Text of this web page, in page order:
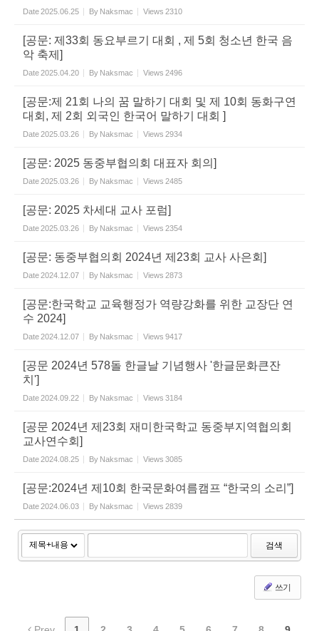
Date2025.06.25 By Naksmac Views 2310
[공문: 제33회 동요부르기 대회 , 제 5회 청소년 한국 음
악 축제]
Date2025.04.20 By Naksmac Views 2496
[공문:제 21회 나의 꿈 말하기 대회 및 제 10회 동화구연
대회, 제 2회 외국인 한국어 말하기 대회 ]
Date2025.03.26 By Naksmac Views 2934
[공문: 2025 동중부협의회 대표자 회의]
Date2025.03.26 By Naksmac Views 2485
[공문: 2025 차세대 교사 포럼]
Date2025.03.26 By Naksmac Views 2354
[공문: 동중부협의회 2024년 제23회 교사 사은회]
Date2024.12.07 By Naksmac Views 2873
[공문:한국학교 교육행정가 역량강화를 위한 교장단 연
수 2024]
Date2024.12.07 By Naksmac Views 9417
[공문 2024년 578돌 한글날 기념행사 '한글문화큰잔
치']
Date2024.09.22 By Naksmac Views 3184
[공문 2024년 제23회 재미한국학교 동중부지역협의회
교사연수회]
Date2024.08.25 By Naksmac Views 3085
[공문:2024년 제10회 한국문화여름캠프 “한국의 소리”]
Date2024.06.03 By Naksmac Views 2839
검색
쓰기